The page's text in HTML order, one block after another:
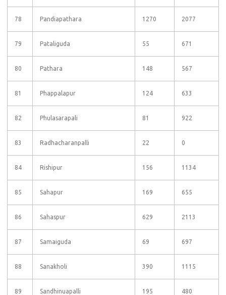
78 Pandiapathara 1270 2077
79 Pataliguda 55 671
80 Pathara 148 567
81 Phappalapur 124 633
82 Phulasarapali 81 922
83 Radhacharanpalli 22 0
84 Rishipur 156 1134
85 Sahapur 169 655
86 Sahaspur 629 2113
87 Samaiguda 69 697
88 Sanakholi 390 1115
89 Sandhinuapalli 195 480